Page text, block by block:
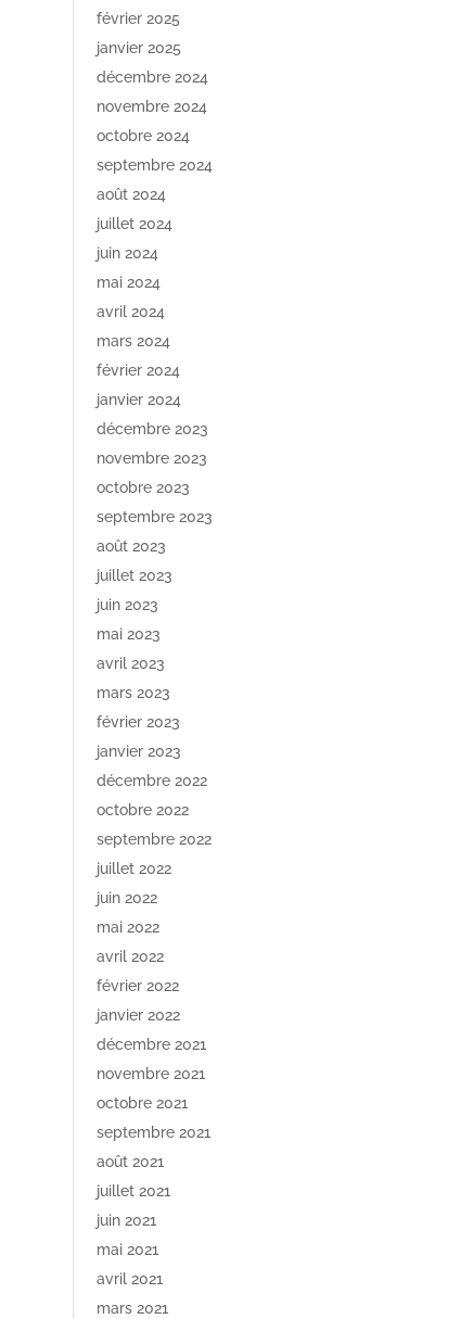
février 2025
janvier 2025
décembre 2024
novembre 2024
octobre 2024
septembre 2024
août 2024
juillet 2024
juin 2024
mai 2024
avril 2024
mars 2024
février 2024
janvier 2024
décembre 2023
novembre 2023
octobre 2023
septembre 2023
août 2023
juillet 2023
juin 2023
mai 2023
avril 2023
mars 2023
février 2023
janvier 2023
décembre 2022
octobre 2022
septembre 2022
juillet 2022
juin 2022
mai 2022
avril 2022
février 2022
janvier 2022
décembre 2021
novembre 2021
octobre 2021
septembre 2021
août 2021
juillet 2021
juin 2021
mai 2021
avril 2021
mars 2021